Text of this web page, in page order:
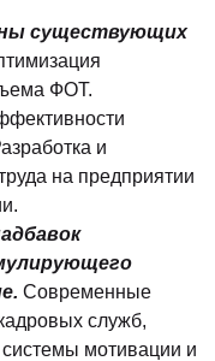
существующих
ФОТ.
и
на предприятии
Современные
служб,
мотивации и